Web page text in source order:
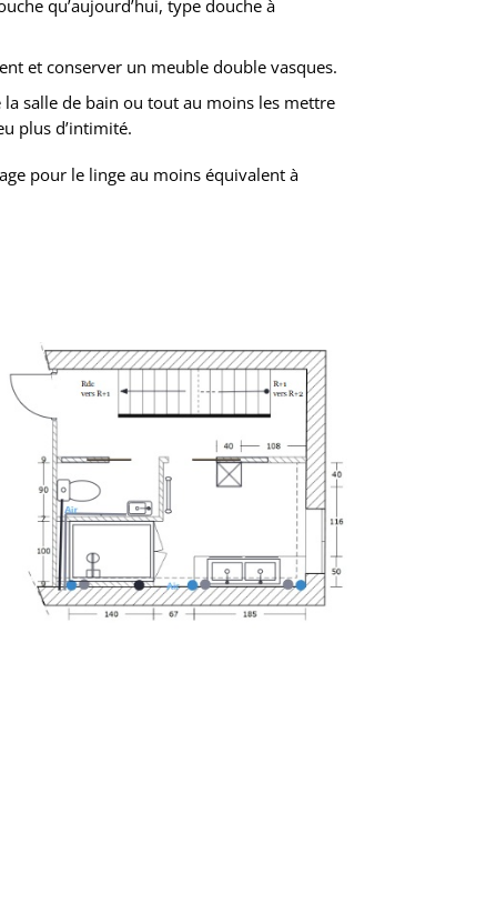
qu’aujourd’hui, type douche à
et conserver un meuble double vasques.
salle de bain ou tout au moins les mettre
plus d’intimité.
pour le linge au moins équivalent à